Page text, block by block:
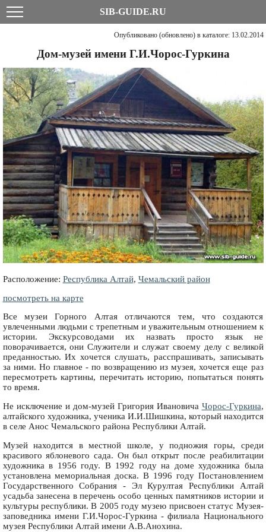
SIB-GUIDE.RU
Опубликовано (обновлено) в каталоге: 13.02.2014
Дом-музей имени Г.И.Чорос-Гуркина
Расположение: Республика Алтай, Чемальский район
посмотреть на карте
Все музеи Горного Алтая отличаются тем, что создаются
увлеченными людьми с трепетным и уважительным отношением к
истории. Экскурсоводами их назвать просто язык не
поворачивается, они Служители и служат своему делу с великой
преданностью. Их хочется слушать, расспрашивать, записывать
за ними. Но главное - по возвращению из музея, хочется еще раз
пересмотреть картины, перечитать историю, попытаться понять
то время.
Не исключение и дом-музей Григория Ивановича Чорос-Гуркина,
алтайского художника, ученика И.И.Шишкина, который находится
в селе Анос Чемальского района Республики Алтай.
Музей находится в местной школе, у подножия горы, среди
красивого яблоневого сада. Он был открыт после реабилитации
художника в 1956 году. В 1992 году на доме художника была
установлена мемориальная доска. В 1996 году Постановлением
Государственного Собрания - Эл Курултая Республики Алтай
усадьба занесена в перечень особо ценных памятников истории и
культуры республики. В 2005 году музею присвоен статус Музея-
заповедника имени Г.И.Чорос-Гуркина - филиала Национального
музея Республики Алтай имени А.В.Анохина.